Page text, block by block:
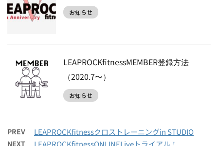
お知らせ
LEAPROCKfitnessMEMBER登録方法
（2020.7〜）
お知らせ
PREV LEAPROCKfitnessクロストレーニングin STUDIO
NEXT LEAPROCKfitnessONLINELiveトライアル！